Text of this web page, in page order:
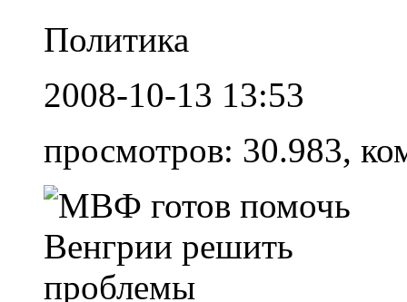
Политика
2008-10-13 13:53
просмотров: 30.983,